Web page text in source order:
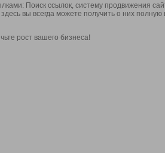
Поиск ссылок, систему продвижения
вы всегда можете получить о них
рост вашего бизнеса!